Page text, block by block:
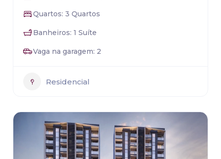
Quartos: 3 Quartos
Banheiros: 1 Suíte
Vaga na garagem: 2
Residencial